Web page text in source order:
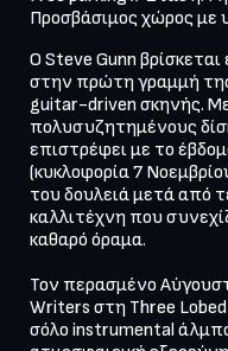
Προσβάσιμος χώρος με
Ο Steve Gunn
στην πρώτη γραμμή
guitar-driven σκηνής.
πολυσυζητημένους
επιστρέφει με το
(κυκλοφορία 7
του δουλειά μετά από
καλλιτέχνη που
καθαρό όραμα.
Τον περασμένο
Writers στη Three
σόλο instrumental